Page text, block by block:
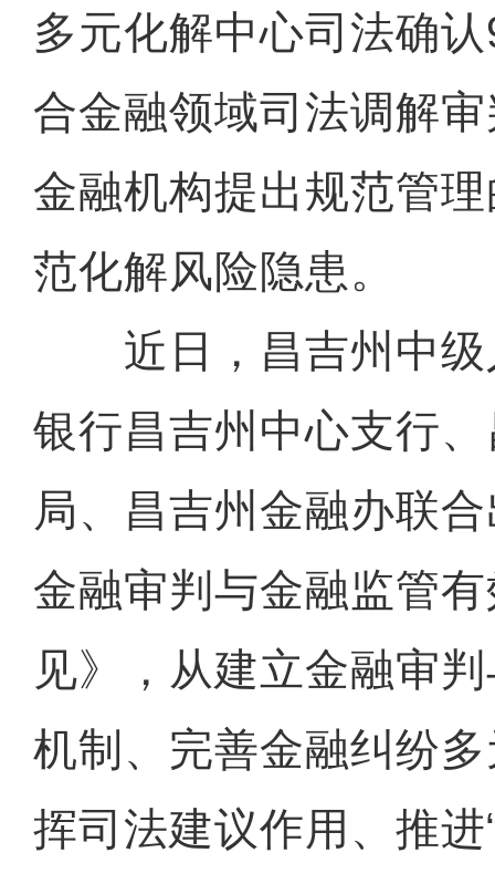
多元化解中心司法确
合金融领域司法调解
金融机构提出规范管
范化解风险隐患。
近日，昌吉州中级
银行昌吉州中心支行
局、昌吉州金融办联
金融审判与金融监管
见》，从建立金融审
机制、完善金融纠纷
挥司法建议作用、推进